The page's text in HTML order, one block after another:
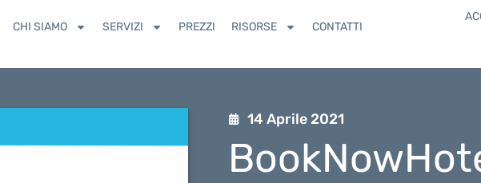
CHI SIAMO SERVIZI PREZZI RISORSE CONTATTI
14 Aprile 2021